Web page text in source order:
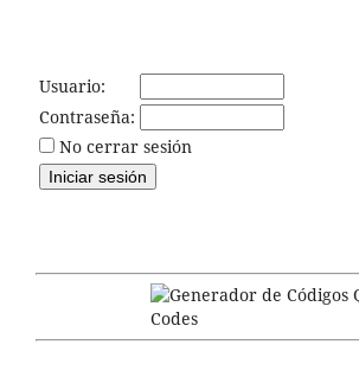
Usuario:
Contraseña:
No cerrar sesión